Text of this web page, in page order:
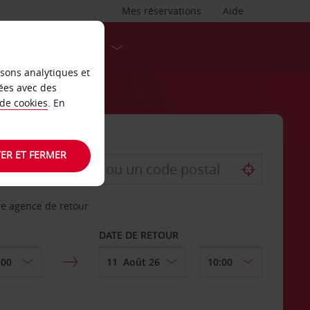
Aide
Mes réservations
agence de retour
DATE DE RETOUR
analytiques et
avec des
cookies. En
ET FERMER